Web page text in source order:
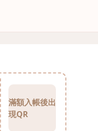
滿額入帳後出
現QR